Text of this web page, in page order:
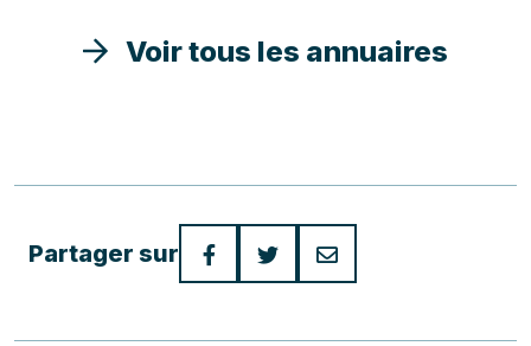
Voir tous les annuaires
Partager sur